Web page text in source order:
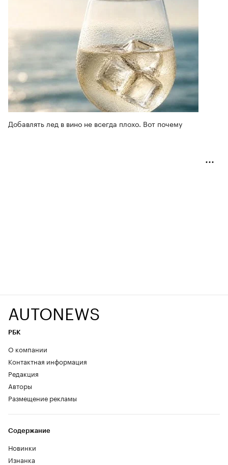
Добавлять лед в вино не всегда плохо. Вот почему
AUTONEWS
РБК
О компании
Контактная информация
Редакция
Авторы
Размещение рекламы
Содержание
Новинки
Изнанка